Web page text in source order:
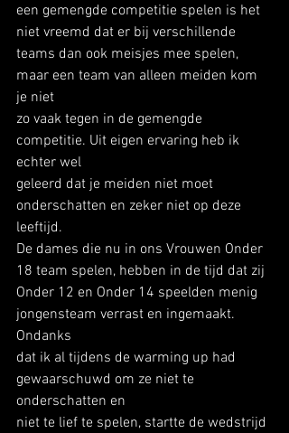
een gemengde competitie spelen is het
niet vreemd dat er bij verschillende
teams dan ook meisjes mee spelen,
maar een team van alleen meiden kom
je niet
zo vaak tegen in de gemengde
competitie. Uit eigen ervaring heb ik
echter wel
geleerd dat je meiden niet moet
onderschatten en zeker niet op deze
leeftijd.
De dames die nu in ons Vrouwen Onder
18 team spelen, hebben in de tijd dat zij
Onder 12 en Onder 14 speelden menig
jongensteam verrast en ingemaakt.
Ondanks
dat ik al tijdens de warming up had
gewaarschuwd om ze niet te
onderschatten en
niet te lief te spelen, startte de wedstrijd